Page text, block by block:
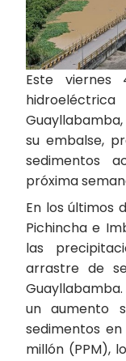
Este
su embalse,
sedimentos
próxima
En los últimos
Pichincha e
las
arrastre de
un aumento
sedimentos
millón (PPM),